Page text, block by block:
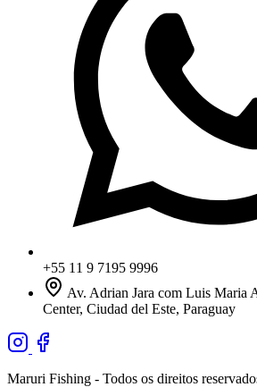
+55 11 9 7195 9996
Av. Adrian Jara com Luis Maria
Center, Ciudad del Este, Paraguay
Maruri Fishing - Todos os direitos